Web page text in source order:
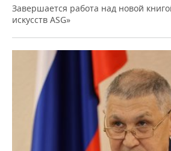
Завершается работа над новой
искусств ASG»